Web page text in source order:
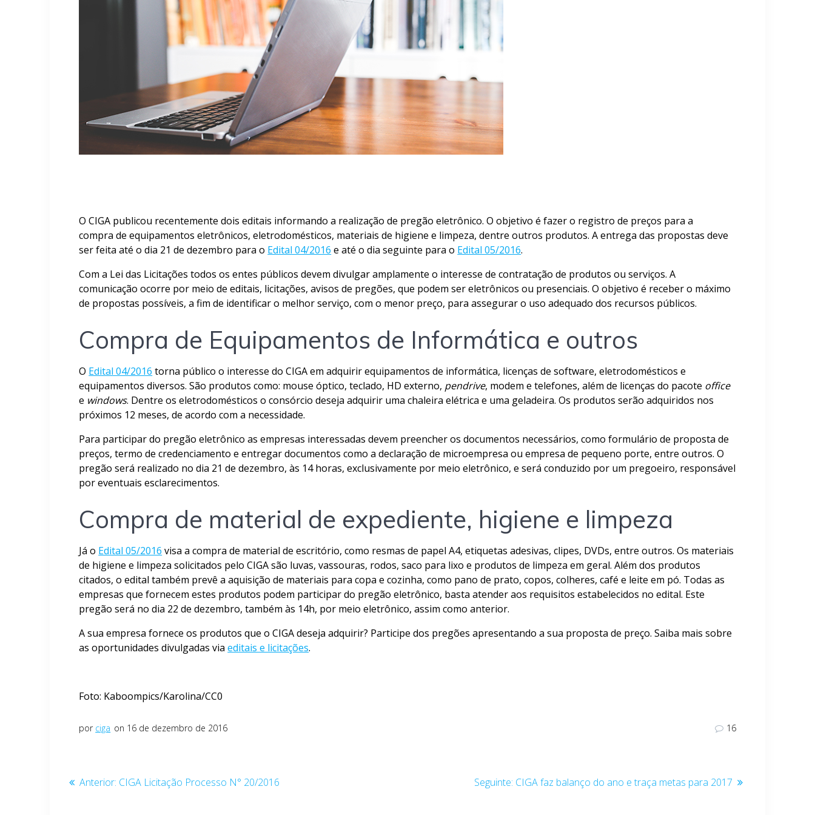
O CIGA publicou recentemente dois editais informando a realização de pregão eletrônico. O objetivo é fazer o registro de preços para a
compra de equipamentos eletrônicos, eletrodomésticos, materiais de higiene e limpeza, dentre outros produtos. A entrega das propostas deve
ser feita até o dia 21 de dezembro para o Edital 04/2016 e até o dia seguinte para o Edital 05/2016.
Com a Lei das Licitações todos os entes públicos devem divulgar amplamente o interesse de contratação de produtos ou serviços. A
comunicação ocorre por meio de editais, licitações, avisos de pregões, que podem ser eletrônicos ou presenciais. O objetivo é receber o máximo
de propostas possíveis, a fim de identificar o melhor serviço, com o menor preço, para assegurar o uso adequado dos recursos públicos.
Compra de Equipamentos de Informática e outros
O Edital 04/2016 torna público o interesse do CIGA em adquirir equipamentos de informática, licenças de software, eletrodomésticos e
equipamentos diversos. São produtos como: mouse óptico, teclado, HD externo, pendrive, modem e telefones, além de licenças do pacote office
e windows. Dentre os eletrodomésticos o consórcio deseja adquirir uma chaleira elétrica e uma geladeira. Os produtos serão adquiridos nos
próximos 12 meses, de acordo com a necessidade.
Para participar do pregão eletrônico as empresas interessadas devem preencher os documentos necessários, como formulário de proposta de
preços, termo de credenciamento e entregar documentos como a declaração de microempresa ou empresa de pequeno porte, entre outros. O
pregão será realizado no dia 21 de dezembro, às 14 horas, exclusivamente por meio eletrônico, e será conduzido por um pregoeiro, responsável
por eventuais esclarecimentos.
Compra de material de expediente, higiene e limpeza
Já o Edital 05/2016 visa a compra de material de escritório, como resmas de papel A4, etiquetas adesivas, clipes, DVDs, entre outros. Os materiais
de higiene e limpeza solicitados pelo CIGA são luvas, vassouras, rodos, saco para lixo e produtos de limpeza em geral. Além dos produtos
citados, o edital também prevê a aquisição de materiais para copa e cozinha, como pano de prato, copos, colheres, café e leite em pó. Todas as
empresas que fornecem estes produtos podem participar do pregão eletrônico, basta atender aos requisitos estabelecidos no edital. Este
pregão será no dia 22 de dezembro, também às 14h, por meio eletrônico, assim como anterior.
A sua empresa fornece os produtos que o CIGA deseja adquirir? Participe dos pregões apresentando a sua proposta de preço. Saiba mais sobre
as oportunidades divulgadas viaeditais e licitações.
Foto: Kaboompics/Karolina/CC0
por ciga on 16 de dezembro de 2016 16
Navegação
Anterior: Post
CIGA Licitação Processo N° 20/2016 Seguinte: Post
CIGA faz balanço do ano e traça metas para 2017